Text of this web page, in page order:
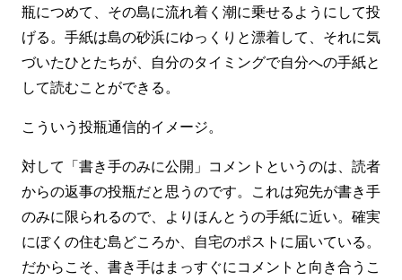
瓶につめて、その島に流れ着く潮に乗せるようにして投
げる。手紙は島の砂浜にゆっくりと漂着して、それに気
づいたひとたちが、自分のタイミングで自分への手紙と
して読むことができる。
こういう投瓶通信的イメージ。
対して「書き手のみに公開」コメントというのは、読者
からの返事の投瓶だと思うのです。これは宛先が書き手
のみに限られるので、よりほんとうの手紙に近い。確実
にぼくの住む島どころか、自宅のポストに届いている。
だからこそ、書き手はまっすぐにコメントと向き合うこ